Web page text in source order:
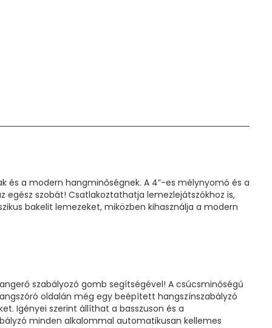
és a modern hangminőségnek. A 4”-es mélynyomó és a
szobát! Csatlakoztathatja lemezlejátszókhoz is,
bakelit lemezeket, miközben kihasználja a modern
szabályozó gomb segítségével! A csúcsminőségű
oldalán még egy beépített hangszínszabályzó
Igényei szerint állíthat a basszuson és a
minden alkalommal automatikusan kellemes